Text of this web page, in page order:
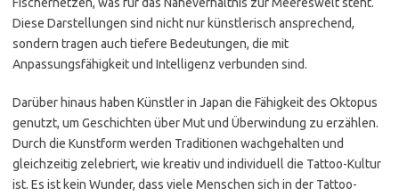
Diese Darstellungen sind nicht nur künstlerisch ansprechend,
sondern tragen auch tiefere Bedeutungen, die mit
Anpassungsfähigkeit und Intelligenz verbunden sind.
Darüber hinaus haben Künstler in Japan die Fähigkeit des Oktopus
genutzt, um Geschichten über Mut und Überwindung zu erzählen.
Durch die Kunstform werden Traditionen wachgehalten und
gleichzeitig zelebriert, wie kreativ und individuell die Tattoo-Kultur
ist. Es ist kein Wunder, dass viele Menschen sich in der Tattoo-